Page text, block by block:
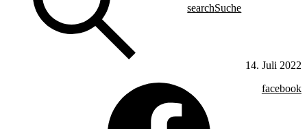
searchSuche
14. Juli 2022
facebook